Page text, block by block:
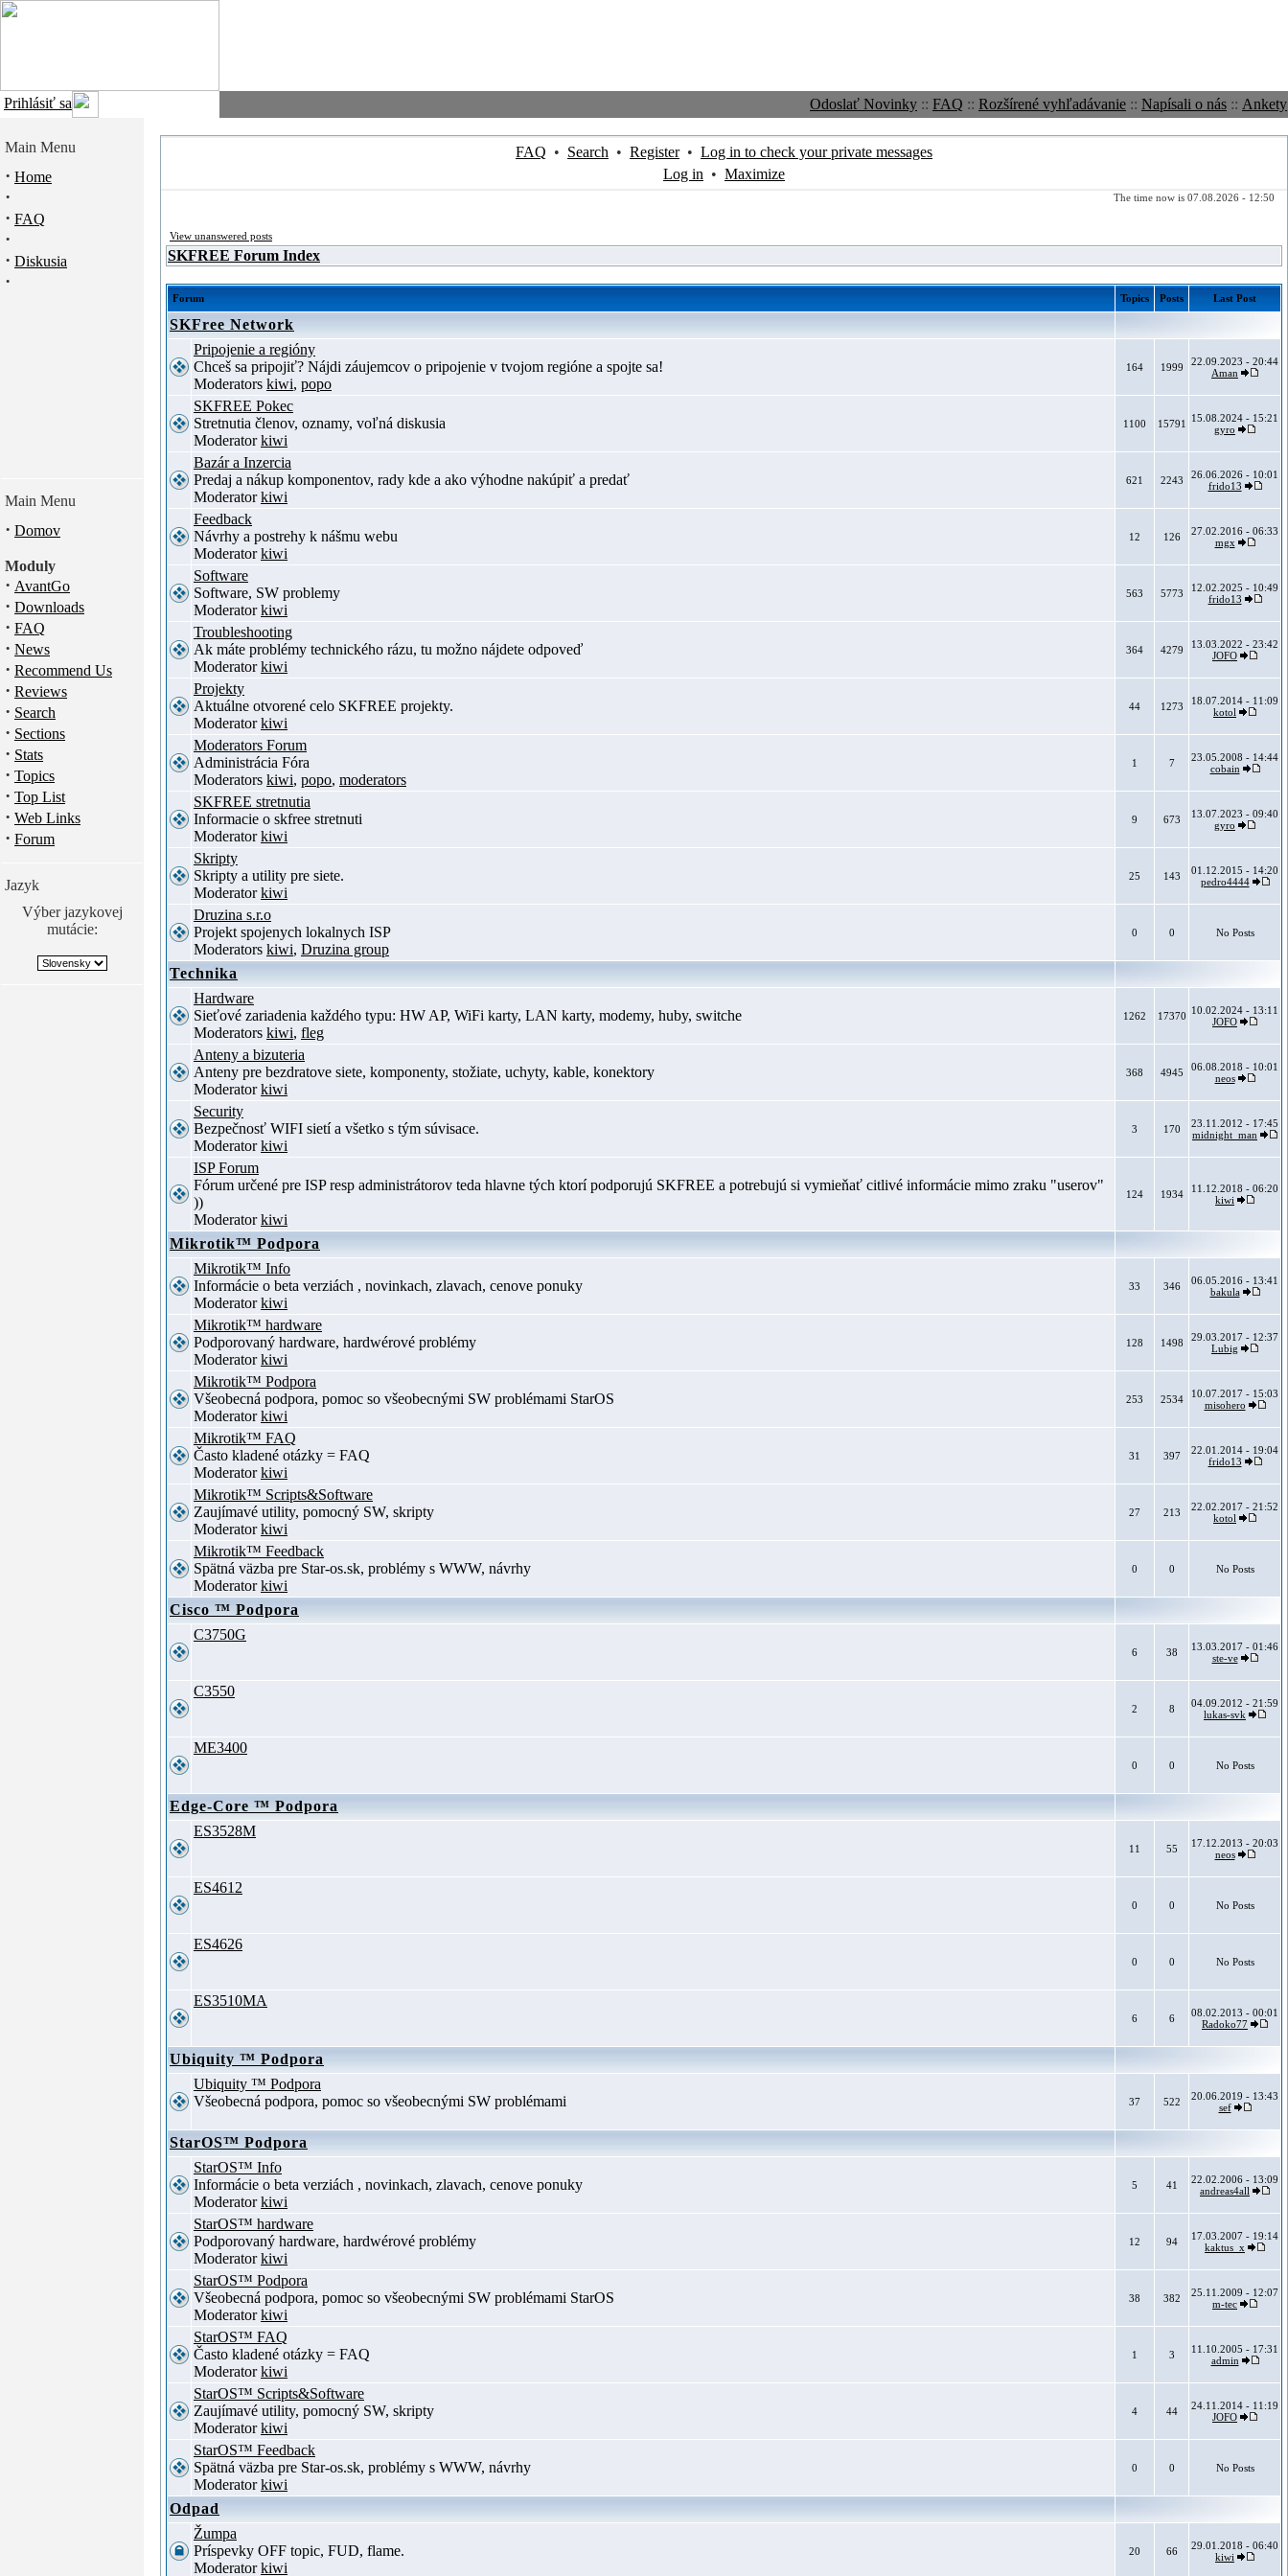
Prihlásiť sa Odoslať Novinky :: FAQ :: Rozšírené vyhľadávanie :: Napísali o nás :: Ankety
Main Menu
· Home
·
· FAQ
·
· Diskusia
·
Main Menu
· Domov
Moduly
· AvantGo
· Downloads
· FAQ
· News
· Recommend Us
· Reviews
· Search
· Sections
· Stats
· Topics
· Top List
· Web Links
· Forum
Jazyk
Výber jazykovej
mutácie:
FAQ • Search • Register• Log in to check your private messages
Log in • Maximize
The time now is 07.08.2026 - 12:50
View unanswered posts
SKFREE Forum Index
Forum Topics Posts Last Post
SKFree Network
Pripojenie a regióny
Chceš sa pripojiť? Nájdi záujemcov o pripojenie v tvojom regióne a spojte sa!
Moderators kiwi, popo
164 1999
22.09.2023 - 20:44
Aman
SKFREE Pokec
Stretnutia členov, oznamy, voľná diskusia
Moderatorkiwi
1100 15791
15.08.2024 - 15:21
gyro
Bazár a Inzercia
Predaj a nákup komponentov, rady kde a ako výhodne nakúpiť a predať
Moderatorkiwi
621 2243
26.06.2026 - 10:01
frido13
Feedback
Návrhy a postrehy k nášmu webu
Moderatorkiwi
12 126
27.02.2016 - 06:33
mgx
Software
Software, SW problemy
Moderatorkiwi
563 5773
12.02.2025 - 10:49
frido13
Troubleshooting
Ak máte problémy technického rázu, tu možno nájdete odpoveď
Moderatorkiwi
364 4279
13.03.2022 - 23:42
JOFO
Projekty
Aktuálne otvorené celo SKFREE projekty.
Moderatorkiwi
44 1273
18.07.2014 - 11:09
kotol
Moderators Forum
Administrácia Fóra
Moderators kiwi, popo, moderators
1 7
23.05.2008 - 14:44
cobain
SKFREE stretnutia
Informacie o skfree stretnuti
Moderatorkiwi
9 673
13.07.2023 - 09:40
gyro
Skripty
Skripty a utility pre siete.
Moderatorkiwi
25 143
01.12.2015 - 14:20
pedro4444
Druzina s.r.o
Projekt spojenych lokalnych ISP
Moderators kiwi, Druzina group
0 0 No Posts
Technika
Hardware
Sieťové zariadenia každého typu: HW AP, WiFi karty, LAN karty, modemy, huby, switche
Moderators kiwi, fleg
1262 17370 10.02.2024 - 13:11
JOFO
Anteny a bizuteria
Anteny pre bezdratove siete, komponenty, stožiate, uchyty, kable, konektory
Moderatorkiwi
368 4945
06.08.2018 - 10:01
neos
Security
Bezpečnosť WIFI sietí a všetko s tým súvisace.
Moderatorkiwi
3 170
23.11.2012 - 17:45
midnight_man
ISP Forum
Fórum určené pre ISP resp administrátorov teda hlavne tých ktorí podporujú SKFREE a potrebujú si vymieňať citlivé informácie mimo zraku "userov"
))
Moderatorkiwi
124 1934
11.12.2018 - 06:20
kiwi
Mikrotik™ Podpora
Mikrotik™ Info
Informácie o beta verziách , novinkach, zlavach, cenove ponuky
Moderatorkiwi
33 346
06.05.2016 - 13:41
bakula
Mikrotik™ hardware
Podporovaný hardware, hardwérové problémy
Moderatorkiwi
128 1498
29.03.2017 - 12:37
Lubig
Mikrotik™ Podpora
Všeobecná podpora, pomoc so všeobecnými SW problémami StarOS
Moderatorkiwi
253 2534
10.07.2017 - 15:03
misohero
Mikrotik™ FAQ
Často kladené otázky = FAQ
Moderatorkiwi
31 397
22.01.2014 - 19:04
frido13
Mikrotik™ Scripts&Software
Zaujímavé utility, pomocný SW, skripty
Moderatorkiwi
27 213
22.02.2017 - 21:52
kotol
Mikrotik™ Feedback
Spätná väzba pre Star-os.sk, problémy s WWW, návrhy
Moderatorkiwi
0 0 No Posts
Cisco ™ Podpora
C3750G
6 38
13.03.2017 - 01:46
ste-ve
C3550
2 8
04.09.2012 - 21:59
lukas-svk
ME3400
0 0 No Posts
Edge-Core ™ Podpora
ES3528M
11 55
17.12.2013 - 20:03
neos
ES4612
0 0 No Posts
ES4626
0 0 No Posts
ES3510MA
6 6
08.02.2013 - 00:01
Radoko77
Ubiquity ™ Podpora
Ubiquity ™ Podpora
Všeobecná podpora, pomoc so všeobecnými SW problémami
37 522
20.06.2019 - 13:43
sef
StarOS™ Podpora
StarOS™ Info
Informácie o beta verziách , novinkach, zlavach, cenove ponuky
Moderatorkiwi
5 41
22.02.2006 - 13:09
andreas4all
StarOS™ hardware
Podporovaný hardware, hardwérové problémy
Moderatorkiwi
12 94
17.03.2007 - 19:14
kaktus_x
StarOS™ Podpora
Všeobecná podpora, pomoc so všeobecnými SW problémami StarOS
Moderatorkiwi
38 382
25.11.2009 - 12:07
m-tec
StarOS™ FAQ
Často kladené otázky = FAQ
Moderatorkiwi
1 3
11.10.2005 - 17:31
admin
StarOS™ Scripts&Software
Zaujímavé utility, pomocný SW, skripty
Moderatorkiwi
4 44
24.11.2014 - 11:19
JOFO
StarOS™ Feedback
Spätná väzba pre Star-os.sk, problémy s WWW, návrhy
Moderatorkiwi
0 0 No Posts
Odpad
Žumpa
Príspevky OFF topic, FUD, flame.
Moderatorkiwi
20 66
29.01.2018 - 06:40
kiwi